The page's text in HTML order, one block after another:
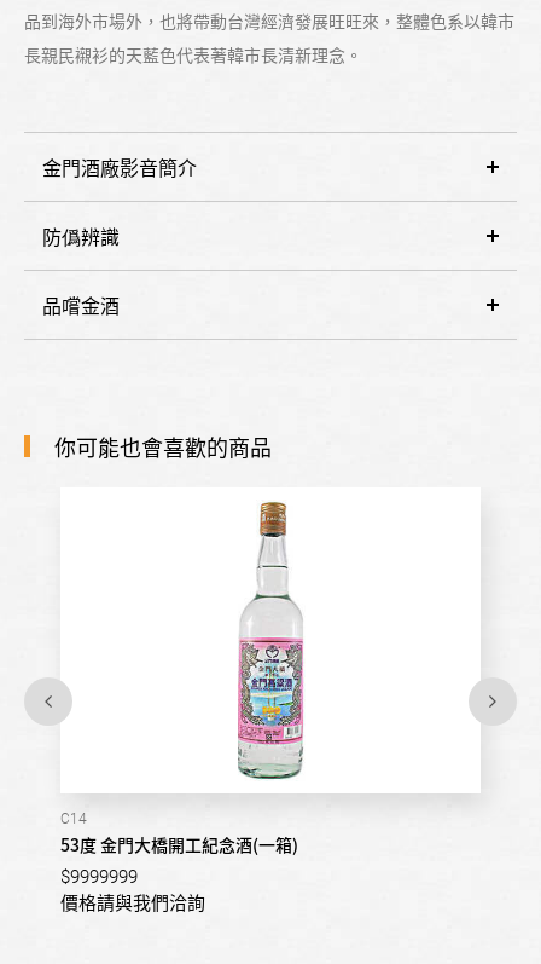
品到海外市場外，也將帶動台灣經濟發展旺旺來，整體色系以韓市
長親民襯衫的天藍色代表著韓市長清新理念。
金門酒廠影音簡介
防僞辨識
品嚐金酒
你可能也會喜歡的商品
C14
53度 金門大橋開工紀念酒(一箱)
$9999999
價格請與我們洽詢